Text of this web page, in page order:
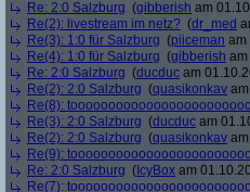
Re: 2:0 Salzburg (gibberish am
Re(2): livestream im netz? (dr_med
Re(3): 1:0 für Salzburg (piiceman am
Re(4): 1:0 für Salzburg (gibberish
Re: 2:0 Salzburg (ducduc am
Re(2): 2:0 Salzburg (quasikonkav
Re(8):
Re(3): 2:0 Salzburg (ducduc am
Re(2): 2:0 Salzburg (quasikonkav
Re(9):
Re: 2:0 Salzburg ( IcyBox am
Re(7):